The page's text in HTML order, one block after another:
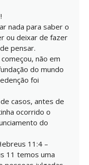
nada para saber o
ou deixar de fazer
pensar.
não em
do mundo
foi
casos, antes de
ocorrido o
do
11:4 –
11 temos uma